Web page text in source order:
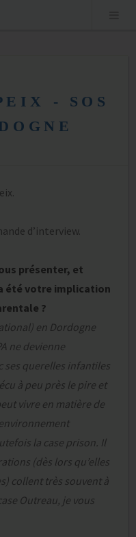
- SOS
d’interview.
présenter, et
été votre implication
?
en Dordogne
ne devienne
ses querelles infantiles
à peu près le pire et
vivre en matière de
la case prison. Il
(dès lors qu’elles
collent très souvent à
Outreau, je vous